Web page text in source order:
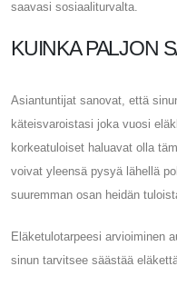
saavasi sosiaaliturvalta.
KUINKA PALJON
Asiantuntijat sanovat, että
käteisvaroistasi joka vuosi
korkeatuloiset haluavat olla
voivat yleensä pysyä lähellä
suuremman osan heidän
Eläketulotarpeesi arvioiminen
sinun tarvitsee säästää